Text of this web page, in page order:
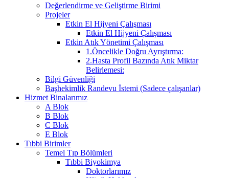
Değerlendirme ve Geliştirme Birimi
Projeler
Etkin El Hijyeni Çalışması
Etkin El Hijyeni Çalışması
Etkin Atık Yönetimi Çalışması
1.Öncelikle Doğru Ayrıştırma:
2.Hasta Profil Bazında Atık Miktar
Belirlemesi:
Bilgi Güvenliği
Başhekimlik Randevu İstemi (Sadece çalışanlar)
Hizmet Binalarımız
A Blok
B Blok
C Blok
E Blok
Tıbbi Birimler
Temel Tıp Bölümleri
Tıbbi Biyokimya
Doktorlarımız